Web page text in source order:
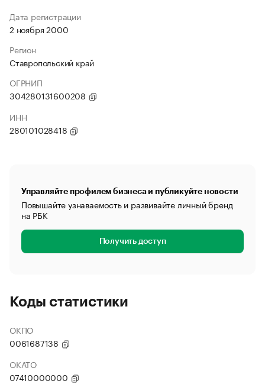
Дата регистрации
2 ноября 2000
Регион
Ставропольский край
ОГРНИП
304280131600208
ИНН
280101028418
Управляйте профилем бизнеса и публикуйте новости
Повышайте узнаваемость и развивайте личный бренд
на РБК
Получить доступ
Коды статистики
ОКПО
0061687138
ОКАТО
07410000000